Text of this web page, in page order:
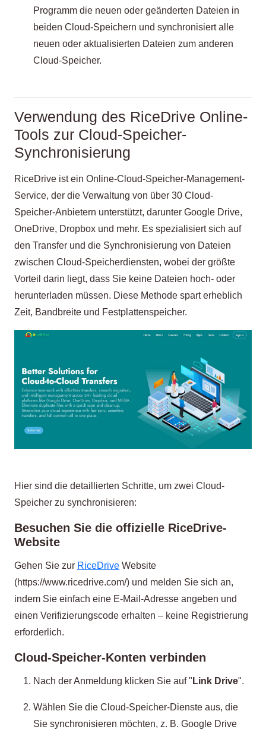
Programm die neuen oder geänderten Dateien in
beiden Cloud-Speichern und synchronisiert alle
neuen oder aktualisierten Dateien zum anderen
Cloud-Speicher.
Verwendung des RiceDrive Online-
Tools zur Cloud-Speicher-
Synchronisierung
RiceDrive ist ein Online-Cloud-Speicher-Management-
Service, der die Verwaltung von über 30 Cloud-
Speicher-Anbietern unterstützt, darunter Google Drive,
OneDrive, Dropbox und mehr. Es spezialisiert sich auf
den Transfer und die Synchronisierung von Dateien
zwischen Cloud-Speicherdiensten, wobei der größte
Vorteil darin liegt, dass Sie keine Dateien hoch- oder
herunterladen müssen. Diese Methode spart erheblich
Zeit, Bandbreite und Festplattenspeicher.
Hier sind die detaillierten Schritte, um zwei Cloud-
Speicher zu synchronisieren:
Besuchen Sie die offizielle RiceDrive-
Website
Gehen Sie zur RiceDrive Website
(https://www.ricedrive.com/) und melden Sie sich an,
indem Sie einfach eine E-Mail-Adresse angeben und
einen Verifizierungscode erhalten – keine Registrierung
erforderlich.
Cloud-Speicher-Konten verbinden
Nach der Anmeldung klicken Sie auf " Link Drive".
Wählen Sie die Cloud-Speicher-Dienste aus, die
Sie synchronisieren möchten, z. B. Google Drive